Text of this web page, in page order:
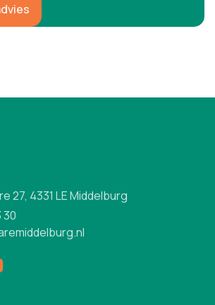
27, 4331 LE Middelburg
30